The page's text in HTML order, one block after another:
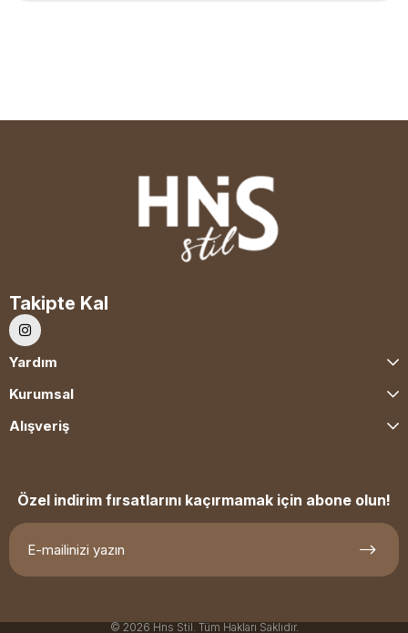
Takipte Kal
Yardım
Kurumsal
Alışveriş
Özel indirim fırsatlarını kaçırmamak için abone olun!
© 2026 Hns Stil. Tüm Hakları Saklıdır.